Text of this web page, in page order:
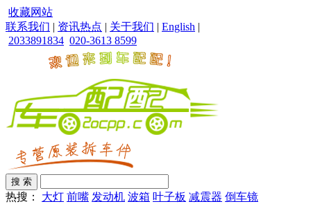
收藏网站
联系我们 | 资讯热点 | 关于我们 | English |
2033891834 020-3613 8599
热搜： 大灯 前嘴 发动机 波箱 叶子板 减震器 倒车镜